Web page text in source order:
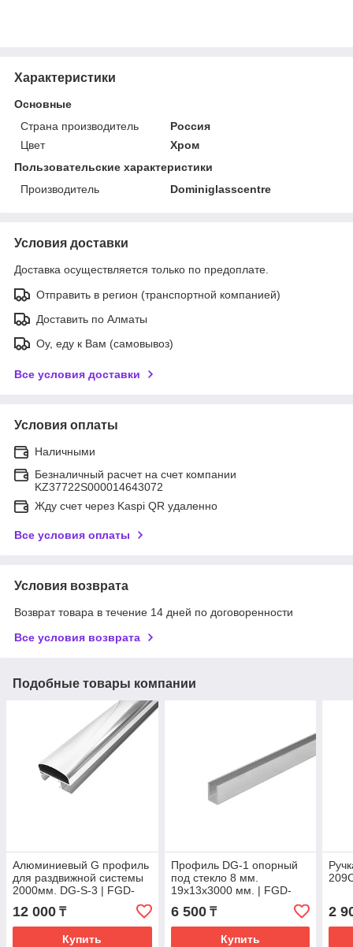
Характеристики
Основные
Страна производитель
Россия
Цвет
Хром
Пользовательские характеристики
Производитель
Dominiglasscentre
Условия доставки
Доставка осуществляется только по предоплате.
Отправить в регион (транспортной компанией)
Доставить по Алматы
Оу, еду к Вам (самовывоз)
Все условия доставки
Условия оплаты
Наличными
Безналичный расчет на счет компании
KZ37722S000014643072
Жду счет через Kaspi QR удаленно
Все условия оплаты
Условия возврата
Возврат товара в течение 14 дней по договоренности
Все условия возврата
Подобные товары компании
Алюминиевый G профиль
для раздвижной системы
2000мм. DG-S-3 | FGD-
266.3 CR | Хром
12 000 ₸
Купить
Профиль DG-1 опорный
под стекло 8 мм.
19х13х3000 мм. | FGD-
206.2 AL | Хром
6 500₸
Купить
2